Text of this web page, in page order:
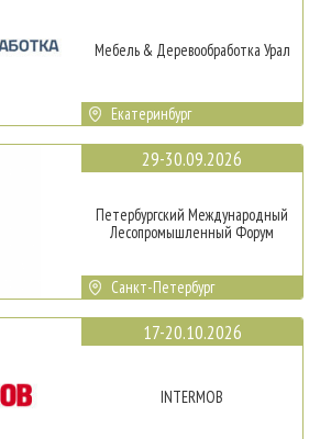
Мебель & Деревообработка Урал
Екатеринбург
29-30.09.2026
Петербургский Международный
Лесопромышленный Форум
Санкт-Петербург
17-20.10.2026
INTERMOB